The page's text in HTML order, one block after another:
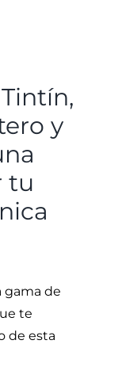
y
tu
gama de
te
de esta